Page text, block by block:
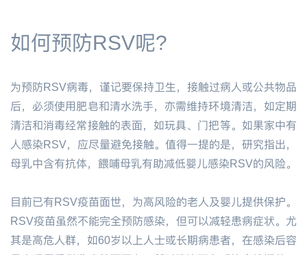
如何预防RSV呢?
为预防RSV病毒，谨记要保持卫生，接触过病人或公共物品
后，必须使用肥皂和清水洗手，亦需维持环境清洁，如定期
清洁和消毒经常接触的表面，如玩具、门把等。如果家中有
人感染RSV，应尽量避免接触。值得一提的是，研究指出，
母乳中含有抗体，餵哺母乳有助减低婴儿感染RSV的风险。
目前已有RSV疫苗面世，为高风险的老人及婴儿提供保护。
RSV疫苗虽然不能完全预防感染，但可以减轻患病症状。尤
其是高危人群，如60岁以上人士或长期病患者，在感染后容